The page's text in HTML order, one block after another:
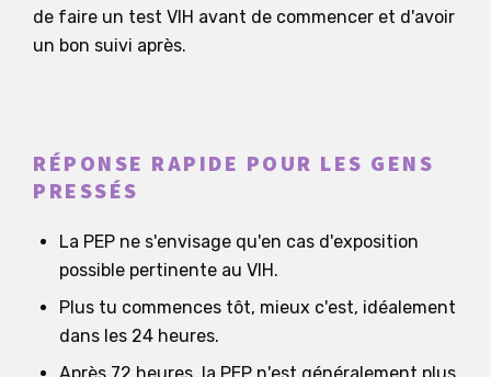
de faire un test VIH avant de commencer et d'avoir
un bon suivi après.
RÉPONSE RAPIDE POUR LES GENS
PRESSÉS
La PEP ne s'envisage qu'en cas d'exposition
possible pertinente au VIH.
Plus tu commences tôt, mieux c'est, idéalement
dans les 24 heures.
Après 72 heures, la PEP n'est généralement plus